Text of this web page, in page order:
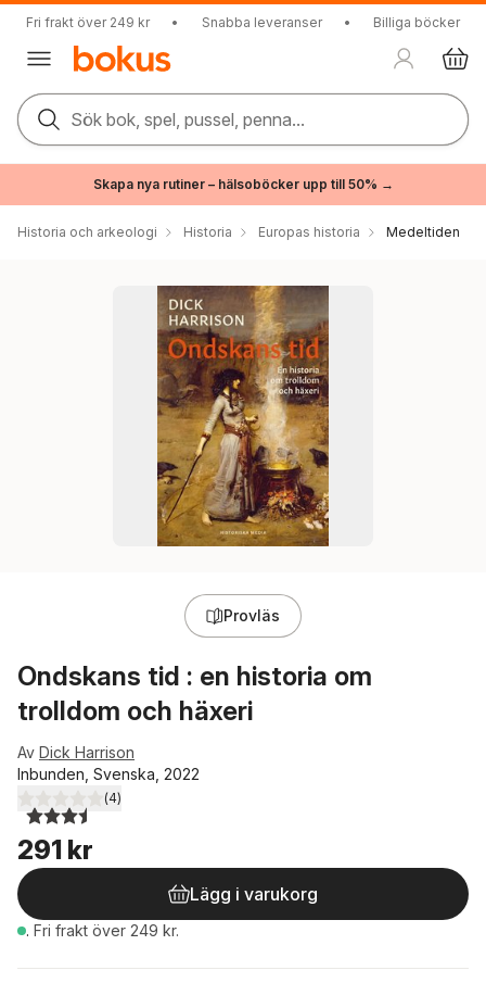
Fri frakt över 249 kr • Snabba leveranser • Billiga böcker
Sök bok, spel, pussel, penna...
Skapa nya rutiner – hälsoböcker upp till 50% →
Historia och arkeologi Historia Europas historia Medeltiden
Provläs
Ondskans tid : en historia om
trolldom och häxeri
Av Dick Harrison
Inbunden, Svenska, 2022
3,5utav 5 stjärnor. Totalt antal röster:
(4)
291 kr
Lägg i varukorg
. Fri frakt över 249 kr.